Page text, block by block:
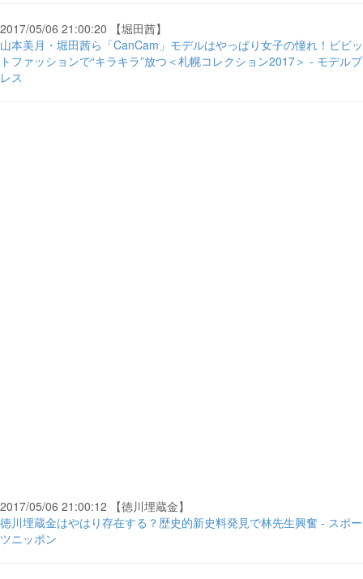
2017/05/06 21:00:20 【堀田茜】
山本美月・堀田茜ら「CanCam」モデルはやっぱり女子の憧れ！ビビッ
トファッションで“キラキラ”放つ＜札幌コレクション2017＞ - モデルプ
レス
2017/05/06 21:00:12 【徳川埋蔵金】
徳川埋蔵金はやはり存在する？歴史的新史料発見で林先生興奮 - スポー
ツニッポン